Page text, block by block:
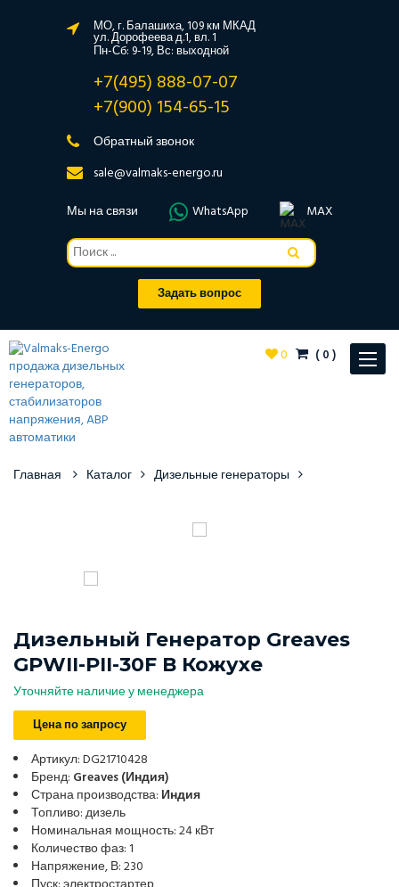
МО, г. Балашиха, 109 км МКАД
ул. Дорофеева д.1, вл. 1
Пн-Сб: 9-19, Вс: выходной
+7(495) 888-07-07
+7(900) 154-65-15
Обратный звонок
sale@valmaks-energo.ru
Мы на связи
WhatsApp MAX
Задать вопрос
Toggle
0 (0)
Главная Каталог Дизельные генераторы
Дизельный Генератор Greaves
GPWII-PII-30F В Кожухе
Уточняйте наличие у менеджера
Цена по запросу
Артикул: DG21710428
Бренд: Greaves (Индия)
Страна производства: Индия
Топливо: дизель
Номинальная мощность: 24 кВт
Количество фаз: 1
Напряжение, В: 230